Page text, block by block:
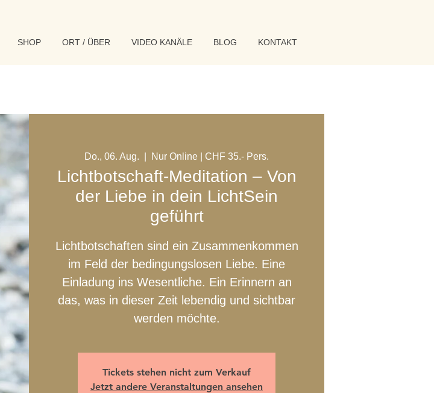
SHOP ORT / ÜBER VIDEO KANÄLE BLOG KONTAKT
Do., 06. Aug. Nur Online | CHF 35.- Pers.
Lichtbotschaft-Meditation – Von
der Liebe in dein LichtSein
geführt
Lichtbotschaften sind ein Zusammenkommen
im Feld der bedingungslosen Liebe. Eine
Einladung ins Wesentliche. Ein Erinnern an
das, was in dieser Zeit lebendig und sichtbar
werden möchte.
Tickets stehen nicht zum Verkauf
Jetzt andere Veranstaltungen ansehen